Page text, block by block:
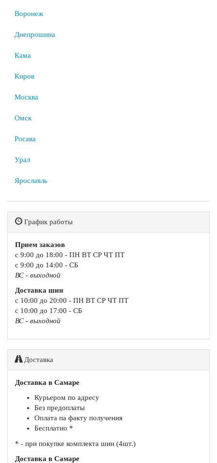
Воронеж
Днепрошина
Кама
Киров
Москва
Омск
Росава
Урал
Ярославль
График работы
Прием заказов
с 9:00 до 18:00 - ПН ВТ СР ЧТ ПТ
с 9:00 до 14:00 - СБ
ВС - выходной
Доставка шин
с 10:00 до 20:00 - ПН ВТ СР ЧТ ПТ
с 10:00 до 17:00 - СБ
ВС - выходной
Доставка
Доставка в Самаре
Курьером по адресу
Без предоплаты
Оплата па факту получения
Бесплатно *
* - при покупке комплекта шин (4шт.)
Доставка в Самаре